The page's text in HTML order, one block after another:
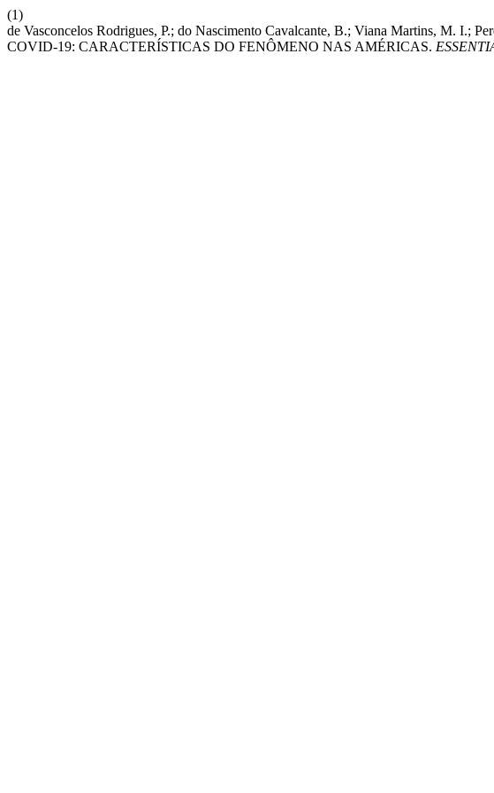
(1)
de Vasconcelos Rodrigues, P.; do Nascimento Cavalcante, B.; Viana Martins, M.
COVID-19: CARACTERÍSTICAS DO FENÔMENO NAS AMÉRICAS.